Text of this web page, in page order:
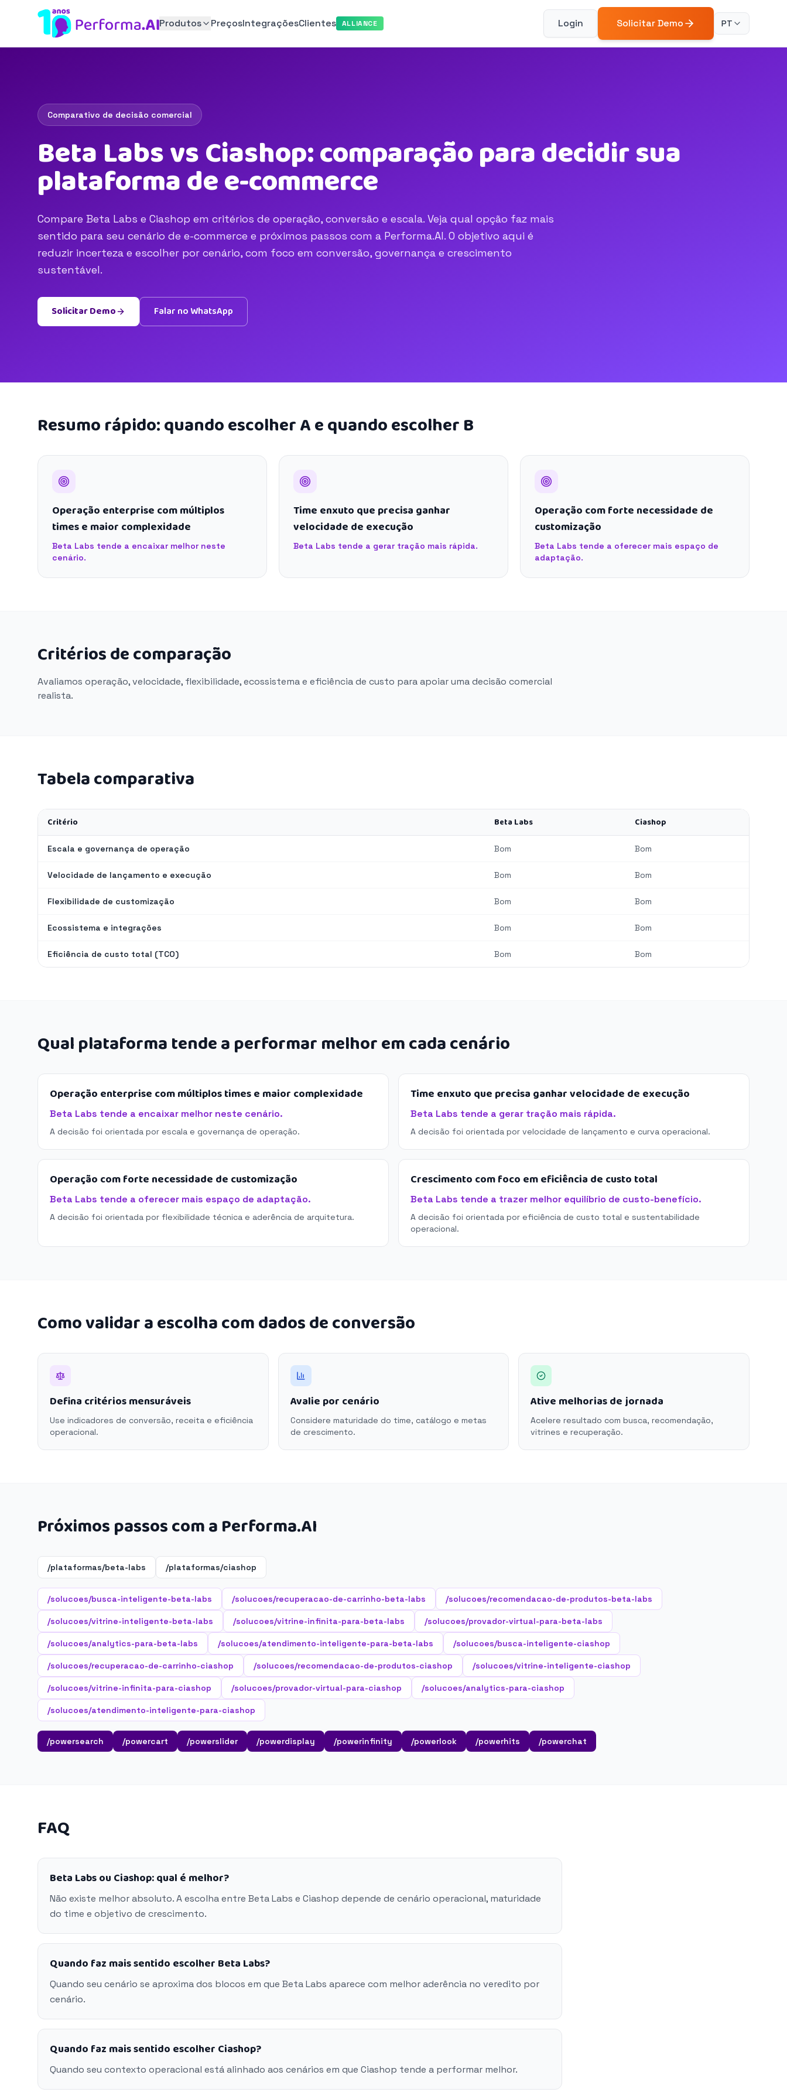
Produtos PreçosIntegraçõesClientes ALLIANCE Login Solicitar Demo PT
Comparativo de decisão comercial
Beta Labs vs Ciashop: comparação para decidir sua
plataforma de e-commerce
Compare Beta Labs e Ciashop em critérios de operação, conversão e escala. Veja qual opção faz mais
sentido para seu cenário de e-commerce e próximos passos com a Performa.AI. O objetivo aqui é
reduzir incerteza e escolher por cenário, com foco em conversão, governança e crescimento
sustentável.
Solicitar Demo Falar no WhatsApp
Resumo rápido: quando escolher A e quando escolher B
Operação enterprise com múltiplos
times e maior complexidade
Beta Labs tende a encaixar melhor neste
cenário.
Time enxuto que precisa ganhar
velocidade de execução
Beta Labs tende a gerar tração mais rápida.
Operação com forte necessidade de
customização
Beta Labs tende a oferecer mais espaço de
adaptação.
Critérios de comparação
Avaliamos operação, velocidade, flexibilidade, ecossistema e eficiência de custo para apoiar uma decisão comercial
realista.
Tabela comparativa
Critério Beta Labs Ciashop
Escala e governança de operação Bom Bom
Velocidade de lançamento e execução Bom Bom
Flexibilidade de customização Bom Bom
Ecossistema e integrações Bom Bom
Eficiência de custo total (TCO) Bom Bom
Qual plataforma tende a performar melhor em cada cenário
Operação enterprise com múltiplos times e maior complexidade
Beta Labs tende a encaixar melhor neste cenário.
A decisão foi orientada por escala e governança de operação.
Time enxuto que precisa ganhar velocidade de execução
Beta Labs tende a gerar tração mais rápida.
A decisão foi orientada por velocidade de lançamento e curva operacional.
Operação com forte necessidade de customização
Beta Labs tende a oferecer mais espaço de adaptação.
A decisão foi orientada por flexibilidade técnica e aderência de arquitetura.
Crescimento com foco em eficiência de custo total
Beta Labs tende a trazer melhor equilíbrio de custo-benefício.
A decisão foi orientada por eficiência de custo total e sustentabilidade
operacional.
Como validar a escolha com dados de conversão
Defina critérios mensuráveis
Use indicadores de conversão, receita e eficiência
operacional.
Avalie por cenário
Considere maturidade do time, catálogo e metas
de crescimento.
Ative melhorias de jornada
Acelere resultado com busca, recomendação,
vitrines e recuperação.
Próximos passos com a Performa.AI
/plataformas/beta-labs /plataformas/ciashop
/solucoes/busca-inteligente-beta-labs /solucoes/recuperacao-de-carrinho-beta-labs /solucoes/recomendacao-de-produtos-beta-labs
/solucoes/vitrine-inteligente-beta-labs /solucoes/vitrine-infinita-para-beta-labs /solucoes/provador-virtual-para-beta-labs
/solucoes/analytics-para-beta-labs /solucoes/atendimento-inteligente-para-beta-labs /solucoes/busca-inteligente-ciashop
/solucoes/recuperacao-de-carrinho-ciashop /solucoes/recomendacao-de-produtos-ciashop /solucoes/vitrine-inteligente-ciashop
/solucoes/vitrine-infinita-para-ciashop /solucoes/provador-virtual-para-ciashop /solucoes/analytics-para-ciashop
/solucoes/atendimento-inteligente-para-ciashop
/powersearch /powercart /powerslider /powerdisplay /powerinfinity /powerlook /powerhits /powerchat
FAQ
Beta Labs ou Ciashop: qual é melhor?
Não existe melhor absoluto. A escolha entre Beta Labs e Ciashop depende de cenário operacional, maturidade
do time e objetivo de crescimento.
Quando faz mais sentido escolher Beta Labs?
Quando seu cenário se aproxima dos blocos em que Beta Labs aparece com melhor aderência no veredito por
cenário.
Quando faz mais sentido escolher Ciashop?
Quando seu contexto operacional está alinhado aos cenários em que Ciashop tende a performar melhor.